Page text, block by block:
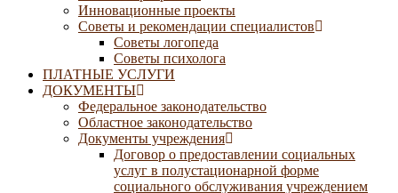
Инновационные проекты
Советы и рекомендации специалистов
Советы логопеда
Советы психолога
ПЛАТНЫЕ УСЛУГИ
ДОКУМЕНТЫ
Федеральное законодательство
Областное законодательство
Документы учреждения
Договор о предоставлении социальных
услуг в полустационарной форме
социального обслуживания учреждением